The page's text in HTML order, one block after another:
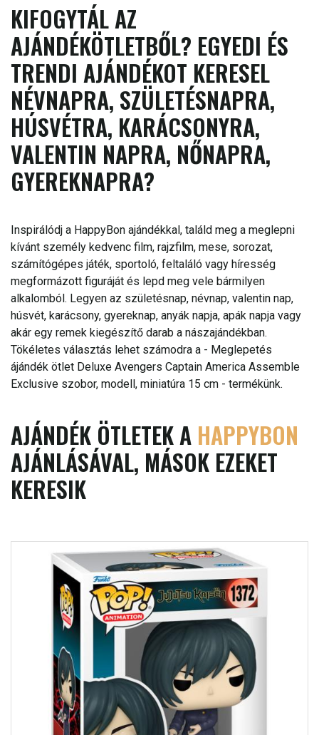
KIFOGYTÁL AZ
AJÁNDÉKÖTLETBŐL? EGYEDI ÉS
TRENDI AJÁNDÉKOT KERESEL
NÉVNAPRA, SZÜLETÉSNAPRA,
HÚSVÉTRA, KARÁCSONYRA,
VALENTIN NAPRA, NŐNAPRA,
GYEREKNAPRA?
Inspirálódj a HappyBon ajándékkal, találd meg a meglepni
kívánt személy kedvenc film, rajzfilm, mese, sorozat,
számítógépes játék, sportoló, feltaláló vagy híresség
megformázott figuráját és lepd meg vele bármilyen
alkalomból. Legyen az születésnap, névnap, valentin nap,
húsvét, karácsony, gyereknap, anyák napja, apák napja vagy
akár egy remek kiegészítő darab a nászajándékban.
Tökéletes választás lehet számodra a - Meglepetés
ájándék ötlet Deluxe Avengers Captain America Assemble
Exclusive szobor, modell, miniatúra 15 cm - termékünk.
AJÁNDÉK ÖTLETEK A HAPPYBON
AJÁNLÁSÁVAL, MÁSOK EZEKET
KERESIK